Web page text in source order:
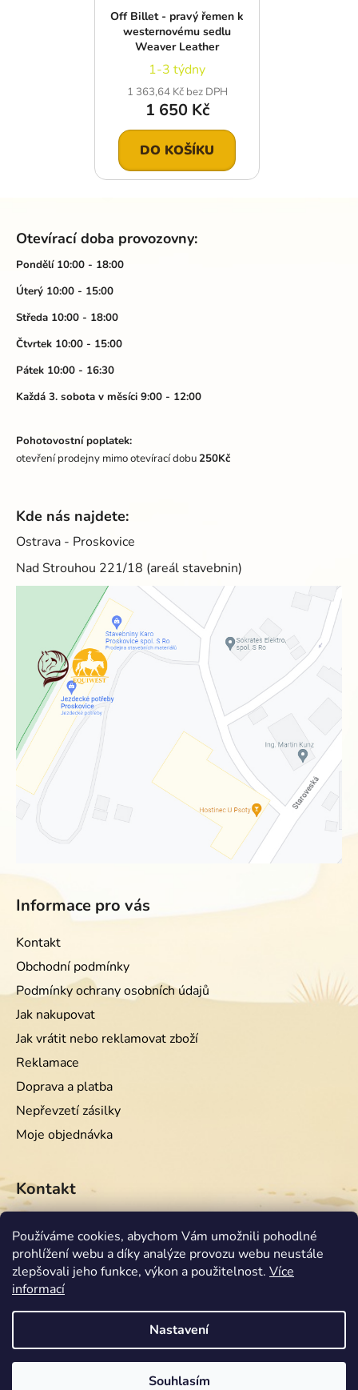
Používáme cookies, abychom Vám umožnili pohodlné
prohlížení webu a díky analýze provozu webu neustále
zlepšovali jeho funkce, výkon a použitelnost. Více
informací
Nastavení
Souhlasím
Off Billet - pravý řemen k
westernovému sedlu
Weaver Leather
1-3 týdny
1 363,64 Kč bez DPH
1 650 Kč
DO KOŠÍKU
Otevírací doba provozovny:
Pondělí 10:00 - 18:00
Úterý 10:00 - 15:00
Středa 10:00 - 18:00
Čtvrtek 10:00 - 15:00
Pátek 10:00 - 16:30
Každá 3. sobota v měsíci 9:00 - 12:00
Pohotovostní poplatek:
otevření prodejny mimo otevírací dobu250Kč
Kde nás najdete:
Ostrava - Proskovice
Nad Strouhou 221/18 (areál stavebnin)
Informace pro vás
Kontakt
Obchodní podmínky
Podmínky ochrany osobních údajů
Jak nakupovat
Jak vrátit nebo reklamovat zboží
Reklamace
Doprava a platba
Nepřevzetí zásilky
Moje objednávka
Kontakt
info @equiwest.cz
+420724001554
Vytvořil Shoptet